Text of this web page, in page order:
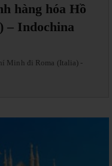
hàng hóa Hồ
– Indochina
Minh đi Roma (Italia) -